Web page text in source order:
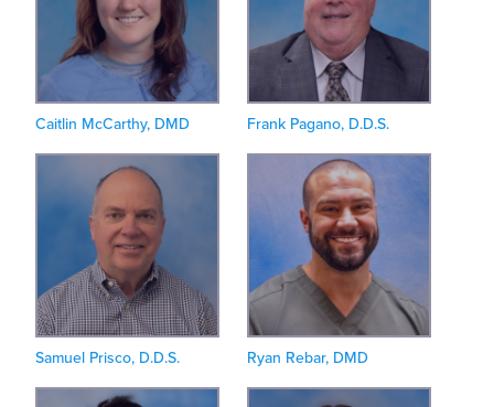
Caitlin McCarthy, DMD Frank Pagano, D.D.S.
Samuel Prisco, D.D.S. Ryan Rebar, DMD